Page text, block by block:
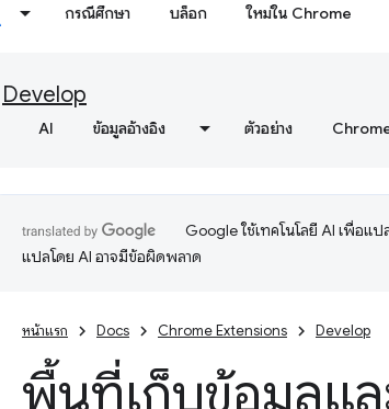
กรณีศึกษา บล็อก ใหม่ใน Chrome
Develop
AI ข้อมูลอ้างอิง ตัวอย่าง
Google ใช้เทคโนโลยี AI เพื่อแ
แปลโดย AI อาจมีข้อผิดพลาด
หน้าแรก Docs Chrome Extensions Develop
พื้นที่เก็บข้อมูลแ